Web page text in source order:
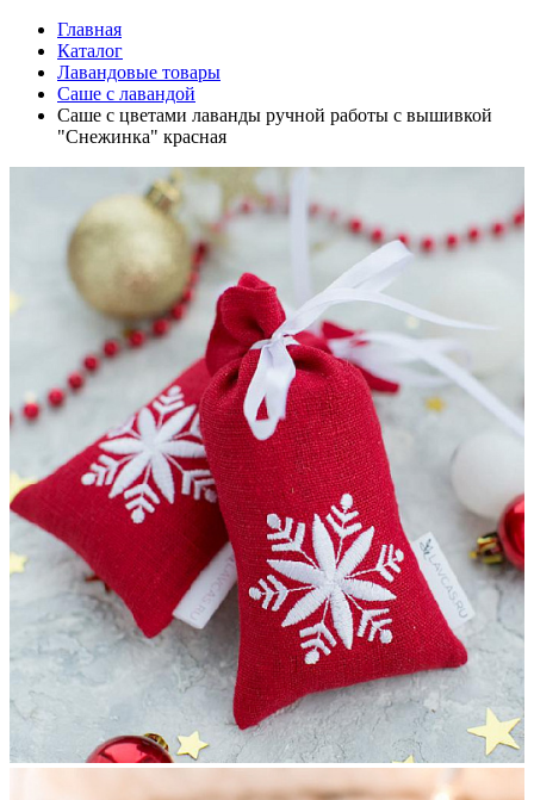
Главная
Каталог
Лавандовые товары
Саше с лавандой
Саше с цветами лаванды ручной работы с вышивкой
"Снежинка" красная